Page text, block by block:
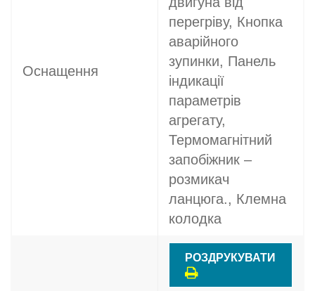
Оснащення
перегріву, Кнопка
аварійного
зупинки, Панель
індикації
параметрів
агрегату,
Термомагнітний
запобіжник –
розмикач
ланцюга., Клемна
колодка
РОЗДРУКУВАТИ